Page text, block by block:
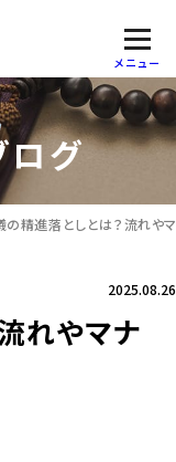
メニュー
ログ
の精進落としとは？流れや
2025.08.26
れやマナ